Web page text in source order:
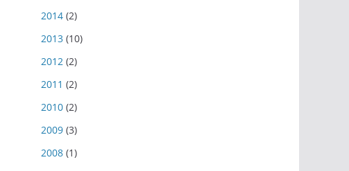
2014 (2)
2013 (10)
2012 (2)
2011 (2)
2010 (2)
2009 (3)
2008 (1)